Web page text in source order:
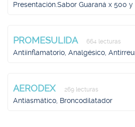
Presentación.Sabor Guaraná x 500 y
PROMESULIDA 664 lecturas
Antiinflamatorio, Analgésico,
AERODEX 269 lecturas
Antiasmático, Broncodilatador